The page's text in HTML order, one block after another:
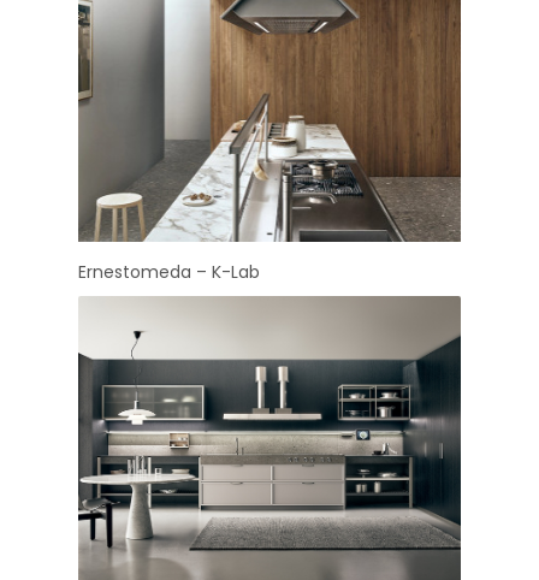
Ernestomeda – K-Lab